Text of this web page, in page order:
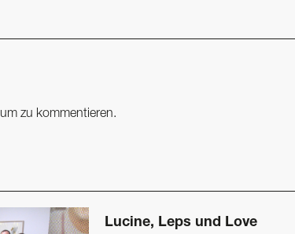
um zu kommentieren.
Lucine, Leps und Love